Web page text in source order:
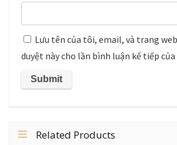
Lưu tên của tôi, email, và trang
duyệt này cho lần bình luận kế tiếp
Related Products